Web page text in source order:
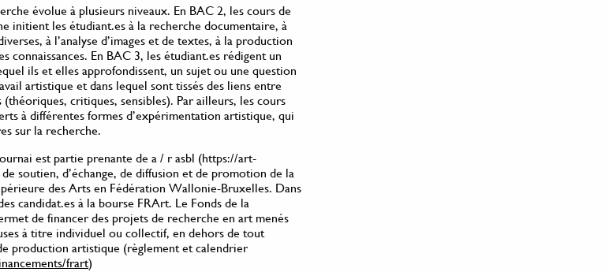
évolue à plusieurs niveaux. En BAC 2, les cours de
initient les étudiant.es à la recherche documentaire, à
à l’analyse d’images et de textes, à la production
connaissances. En BAC 3, les étudiant.es rédigent un
ils et elles approfondissent, un sujet ou une question
artistique et dans lequel sont tissés des liens entre
critiques, sensibles). Par ailleurs, les cours
à différentes formes d’expérimentation artistique, qui
sur la recherche.
est partie prenante de a / r asbl (https://art-
soutien, d’échange, de diffusion et de promotion de la
des Arts en Fédération Wallonie-Bruxelles. Dans
candidat.es à la bourse FRArt. Le Fonds de la
de financer des projets de recherche en art menés
à titre individuel ou collectif, en dehors de tout
production artistique (règlement et calendrier
frart)